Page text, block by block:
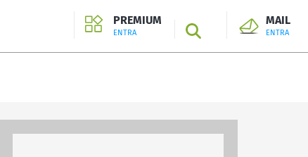
PREMIUM
ENTRA SEARCH
MAIL
ENTRA